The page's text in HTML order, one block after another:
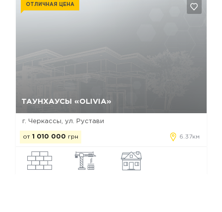
ТАУНХАУСЫ «OLIVIA»
ОТЛИЧНАЯ ЦЕНА
г. Черкассы, ул. Рустави
от 1 010 000 грн 6.37км